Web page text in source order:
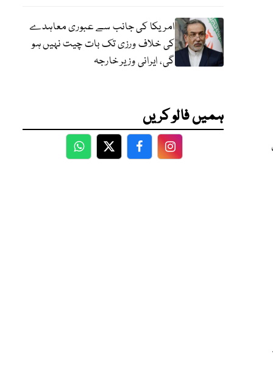
امریکا کی جانب سے عبوری معاہدے
کی خلاف ورزی تک بات چیت نہیں ہو
گی، ایرانی وزیر خارجہ
ہمیں فالو کریں
WhatsApp
TwitterFacebookFacebook